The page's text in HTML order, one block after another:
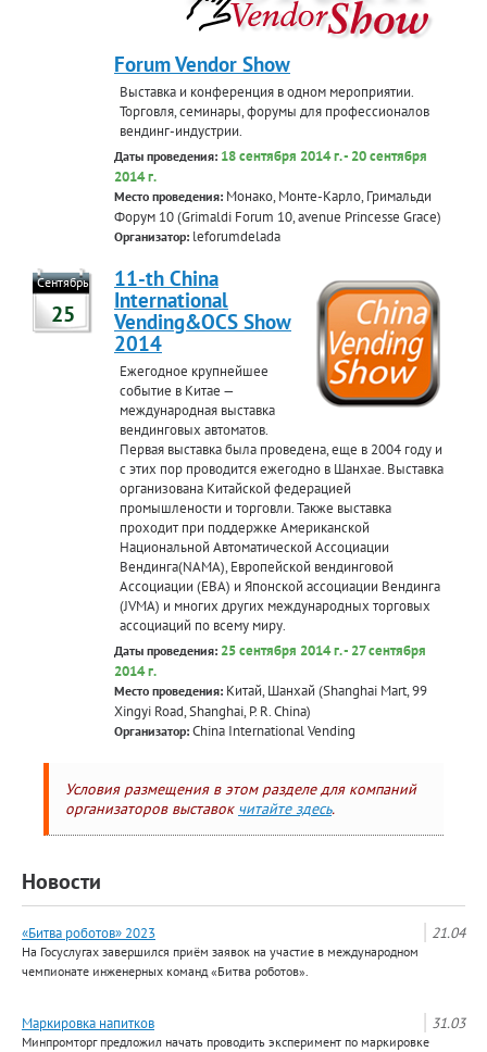
Forum Vendor Show
Выставка и конференция в одном мероприятии.
Торговля, семинары, форумы для профессионалов
вендинг-индустрии.
Даты проведения: 18 сентября 2014 г. - 20 сентября
2014 г.
Место проведения: Монако, Монте-Карло, Гримальди
Форум 10 (Grimaldi Forum 10, avenue Princesse Grace)
Организатор: leforumdelada
Сентябрь
25
11-th China
International
Vending&OCS Show
2014
Ежегодное крупнейшее
событие в Китае —
международная выставка
вендинговых автоматов.
Первая выставка была проведена, еще в 2004 году и
с этих пор проводится ежегодно в Шанхае. Выставка
организована Китайской федерацией
промышлености и торговли. Также выставка
проходит при поддержке Американской
Национальной Автоматической Ассоциации
Вендинга(NAMA), Европейской вендинговой
Ассоциации (ЕВА) и Японской ассоциации Вендинга
(JVMA) и многих других международных торговых
ассоциаций по всему миру.
Даты проведения: 25 сентября 2014 г. - 27 сентября
2014 г.
Место проведения: Китай, Шанхай (Shanghai Mart, 99
Xingyi Road, Shanghai, P. R. China)
Организатор: China International Vending
Условия размещения в этом разделе для компаний
организаторов выставок читайте здесь.
Новости
21.04
«Битва роботов» 2023
На Госуслугах завершился приём заявок на участие в международном
чемпионате инженерных команд «Битва роботов».
31.03
Маркировка напитков
Минпромторг предложил начать проводить эксперимент по маркировке